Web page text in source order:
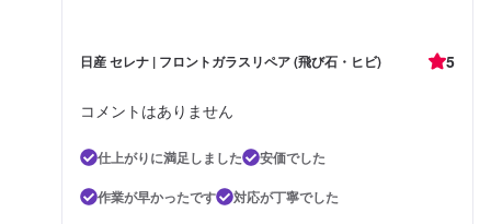
日産 セレナ | フロントガラスリペア (飛び石・ヒビ) 5
コメントはありません
仕上がりに満足しました
安価でした
作業が早かったです
対応が丁寧でした